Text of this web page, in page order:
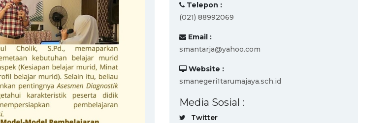
Telepon :
(021) 88992069
Email :
smantarja@yahoo.com
Website :
smanegeri1tarumajaya.sch.id
Media Sosial :
Twitter